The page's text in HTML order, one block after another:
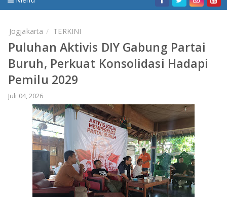
DAERAH
NASIONAL
DAERAH
BANDAR LAMPUNG
METRO
LAMPUNG TENGAH
LAMPUNG UTARA
HUKUM-KRIMINAL
PENDIDIKAN
WISATA
OLAHRAGA
ADVETORIAL
Jogjakarta TERKINI
Puluhan Aktivis DIY Gabung Partai
Buruh, Perkuat Konsolidasi Hadapi
Pemilu 2029
Juli 04, 2026